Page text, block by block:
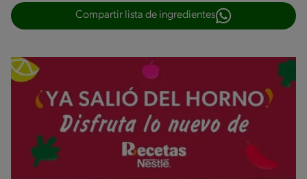
Compartir lista de ingredientes